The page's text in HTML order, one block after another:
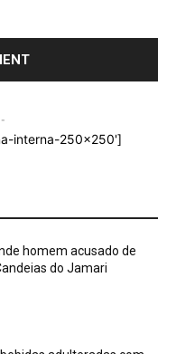
interna-250x250']
homem acusado de
do Jamari